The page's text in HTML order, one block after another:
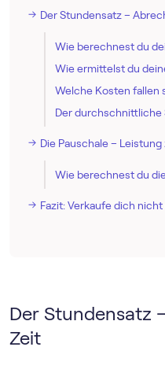
Der Stundensatz –
Wie berechnest du
Wie ermittelst du
Welche Kosten fallen
Der durchschnittliche
Die Pauschale –
Wie berechnest du
Fazit: Verkaufe dich
Der Stundensatz
Zeit